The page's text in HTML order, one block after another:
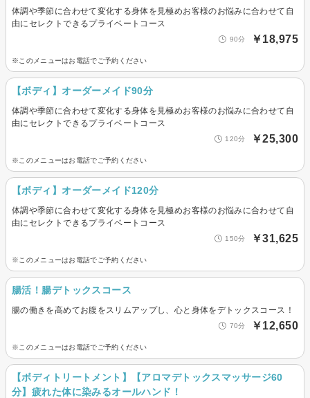
体調や季節に合わせて変化する身体を見極めお客様のお悩みに合わせて自
由にセレクトできるプライベートコース
90分 ￥18,975
※このメニューはお電話でご予約ください
【ボディ】オーダーメイド90分
体調や季節に合わせて変化する身体を見極めお客様のお悩みに合わせて自
由にセレクトできるプライベートコース
120分 ￥25,300
※このメニューはお電話でご予約ください
【ボディ】オーダーメイド120分
体調や季節に合わせて変化する身体を見極めお客様のお悩みに合わせて自
由にセレクトできるプライベートコース
150分 ￥31,625
※このメニューはお電話でご予約ください
腸活！腸デトックスコース
腸の働きを高めてお腹をスリムアップし、心と身体をデトックスコース！
70分 ￥12,650
※このメニューはお電話でご予約ください
【ボディトリートメント】【アロマデトックスマッサージ60
分】疲れた体に染みるオールハンド！